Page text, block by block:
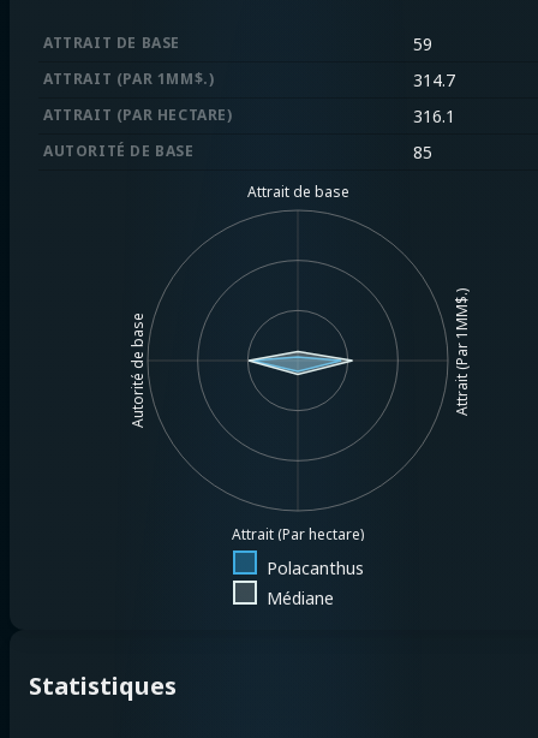
ATTRAIT DE BASE 59
ATTRAIT (PAR 1MM$.) 314.7
ATTRAIT (PAR HECTARE) 316.1
AUTORITÉ DE BASE 85
Attrait de base
Attrait (Par 1MM$.)
Attrait (Par hectare)
Autorité de base
Polacanthus
Médiane
Statistiques